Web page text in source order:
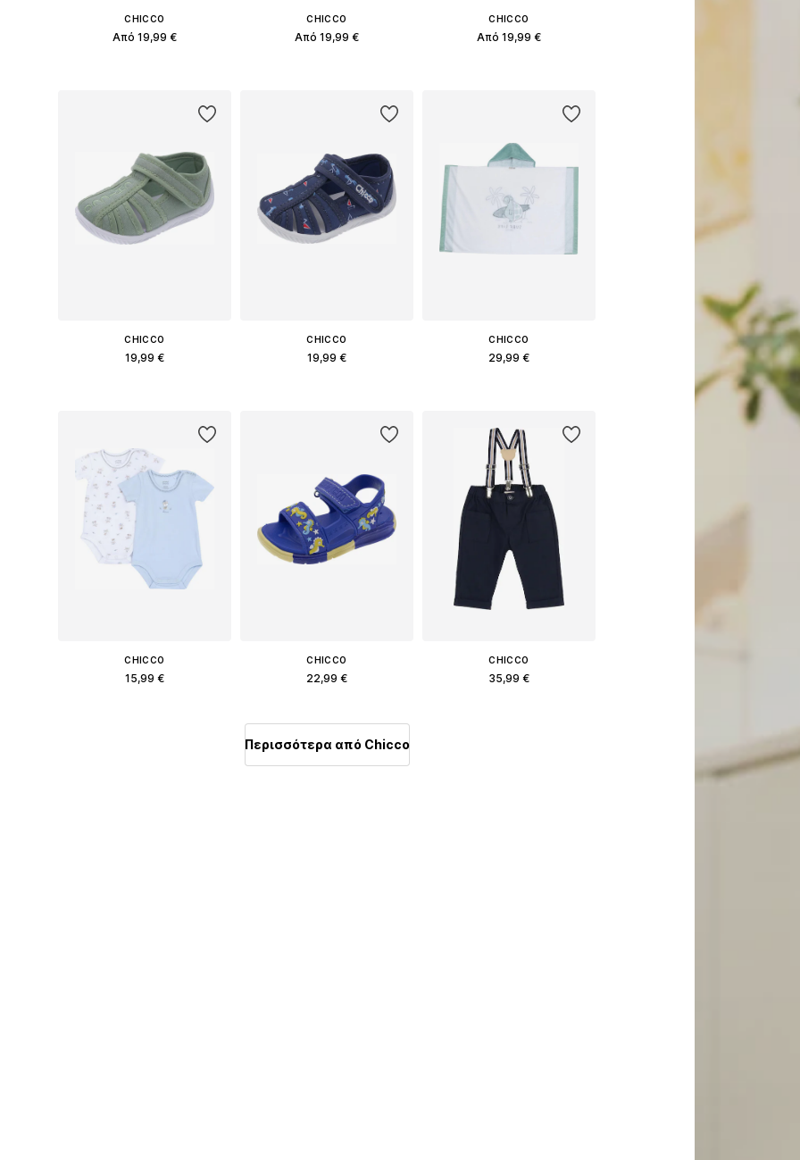
CHICCO
Από 19,99 €
CHICCO
Από 19,99 €
CHICCO
Από 19,99 €
CHICCO
19,99 €
CHICCO
19,99 €
CHICCO
29,99 €
CHICCO
15,99 €
CHICCO
22,99 €
CHICCO
35,99 €
Περισσότερα από Chicco